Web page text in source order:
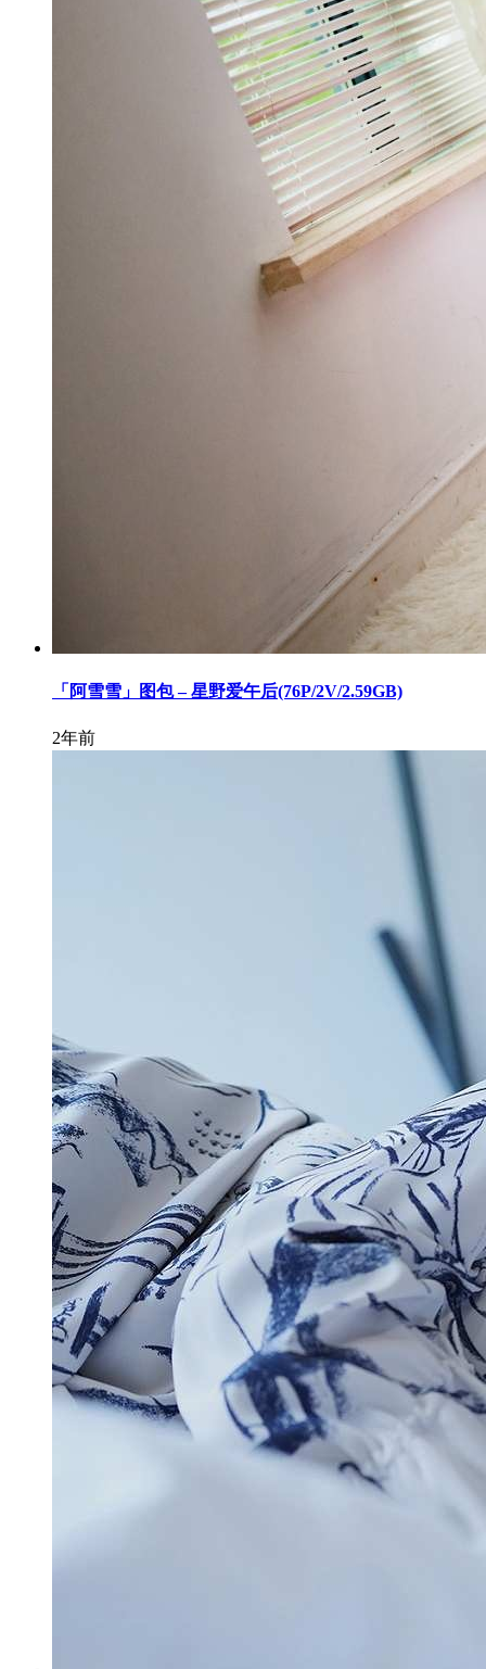
「阿雪雪」图包 – 星野爱午后(76P/2V/2.59GB)
2年前